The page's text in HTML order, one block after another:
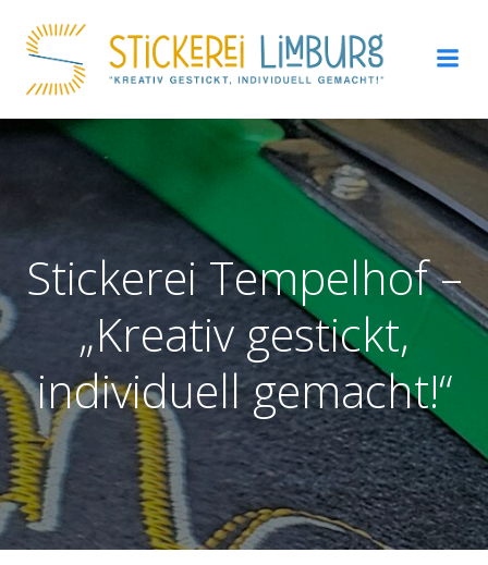
Inhalt
springen
Stickerei Tempelhof –
„Kreativ gestickt,
individuell gemacht!“